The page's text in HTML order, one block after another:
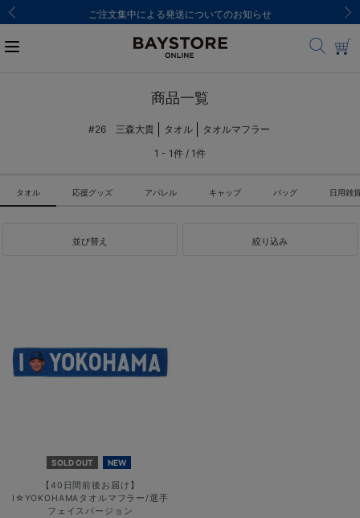
ご注文集中による発送についてのお知らせ
商品一覧
#26 三森大貴 タオル
タオルマフラー
1 - 1件 / 1件
タオル 応援グッズ アパレル キャップ バッグ 日用雑
並び替え 絞り込み
SOLD OUT NEW
【40日間前後お届け】
I☆YOKOHAMAタオルマフラー/選手
フェイスバージョン